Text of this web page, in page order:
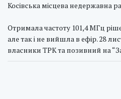
Косівська місцева недержавна
Отримала частоту 101,4 МГц
але так і не вийшла в ефір. 28
власники ТРК та позивний на